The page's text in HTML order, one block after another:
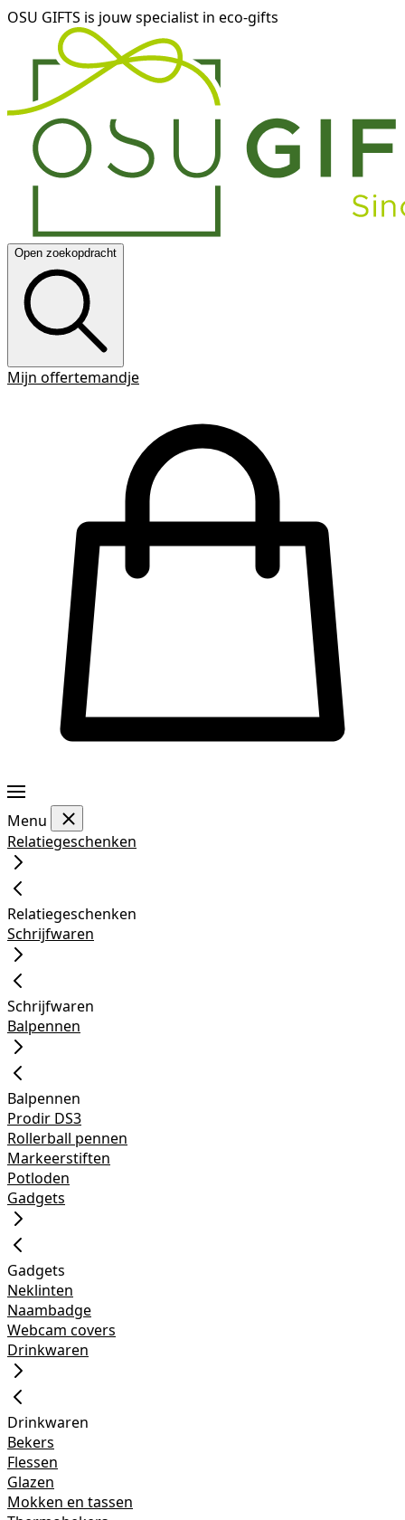
OSU GIFTS is jouw specialist in eco-gifts
Open zoekopdracht
Mijn offertemandje
Menu
Relatiegeschenken
Relatiegeschenken
Schrijfwaren
Schrijfwaren
Balpennen
Balpennen
Prodir DS3
Rollerball pennen
Markeerstiften
Potloden
Gadgets
Gadgets
Neklinten
Naambadge
Webcam covers
Drinkwaren
Drinkwaren
Bekers
Flessen
Glazen
Mokken en tassen